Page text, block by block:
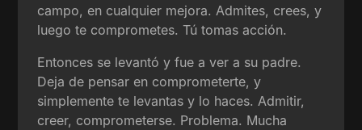
campo, en cualquier mejora. Admites, crees, y
luego te comprometes. Tú tomas acción.
Entonces se levantó y fue a ver a su padre.
Deja de pensar en comprometerte, y
simplemente te levantas y lo haces. Admitir,
creer, comprometerse. Problema. Mucha